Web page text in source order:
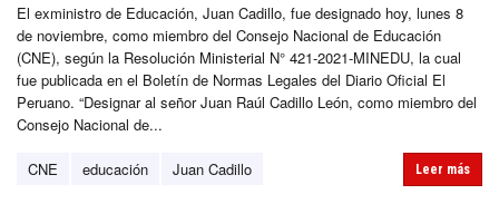
El exministro de Educación, Juan Cadillo, fue designado hoy, lunes 8
de noviembre, como miembro del Consejo Nacional de Educación
(CNE), según la Resolución Ministerial N° 421-2021-MINEDU, la cual
fue publicada en el Boletín de Normas Legales del Diario Oficial El
Peruano. “Designar al señor Juan Raúl Cadillo León, como miembro del
Consejo Nacional de...
CNE educación Juan Cadillo Leer más